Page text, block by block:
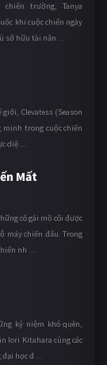
trường, Tanya
khi cuộc chiến ngày
sở hữu tài năn ...
Clevatess (Season
minh trong cuộc chiến
diệ ...
Mất
cô gái mồ côi được
máy chiến đấu. Trong
nh ...
kỷ niệm khó quên,
Iori Kitahara cùng các
học đ ...